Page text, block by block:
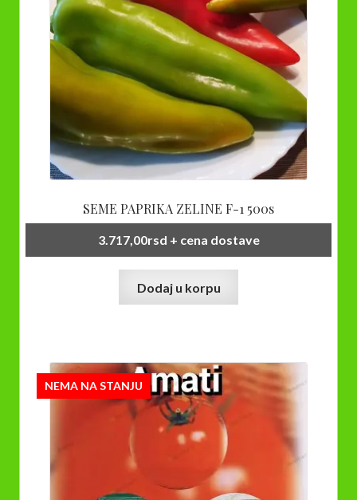
SEME PAPRIKA ZELINE F-1 500s
3.717,00rsd + cena dostave
Dodaj u korpu
NEMA NA STANJU